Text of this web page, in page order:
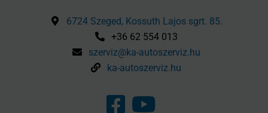
6724 Szeged, Kossuth Lajos sgrt. 85.
+36 62 554 013
szerviz@ka-autoszerviz.hu
ka-autoszerviz.hu